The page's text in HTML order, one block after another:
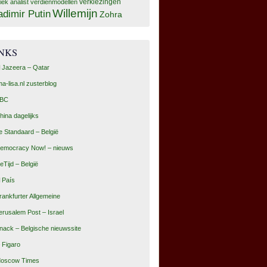
analist verdienmodellen verkiezingen
PutinWillemijn Zohra
Jazeera – Qatar
lisa.nl zusterblog
dagelijks
Standaard – België
Now! – nieuws
– België
País
Allgemeine
Post – Israel
– Belgische nieuwssite
Figaro
Times